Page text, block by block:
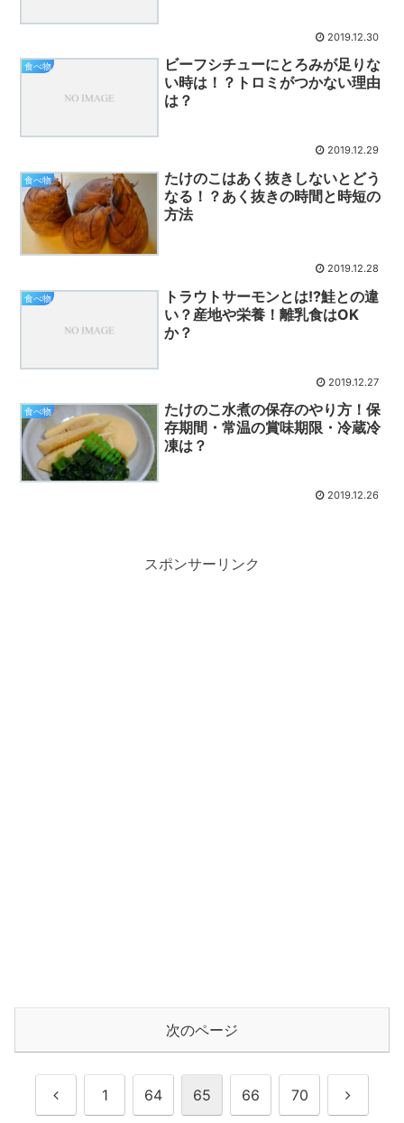
2019.12.30
食べ物
ビーフシチューにとろみが足りな
い時は！？トロミがつかない理由
は？
2019.12.29
食べ物
たけのこはあく抜きしないとどう
なる！？あく抜きの時間と時短の
方法
2019.12.28
食べ物
トラウトサーモンとは!?鮭との違
い？産地や栄養！離乳食はOK
か？
2019.12.27
食べ物
たけのこ水煮の保存のやり方！保
存期間・常温の賞味期限・冷蔵冷
凍は？
2019.12.26
スポンサーリンク
次のページ
前 1 64 65 66 70 次